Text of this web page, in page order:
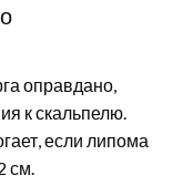
оправдано,
к скальпелю.
если липома
см.